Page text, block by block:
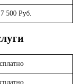
500 Руб.